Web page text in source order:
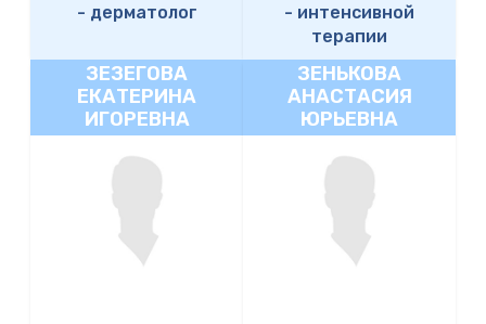
- дерматолог
- интенсивной
терапии
ЗЕЗЕГОВА
ЕКАТЕРИНА
ИГОРЕВНА
ЗЕНЬКОВА
АНАСТАСИЯ
ЮРЬЕВНА